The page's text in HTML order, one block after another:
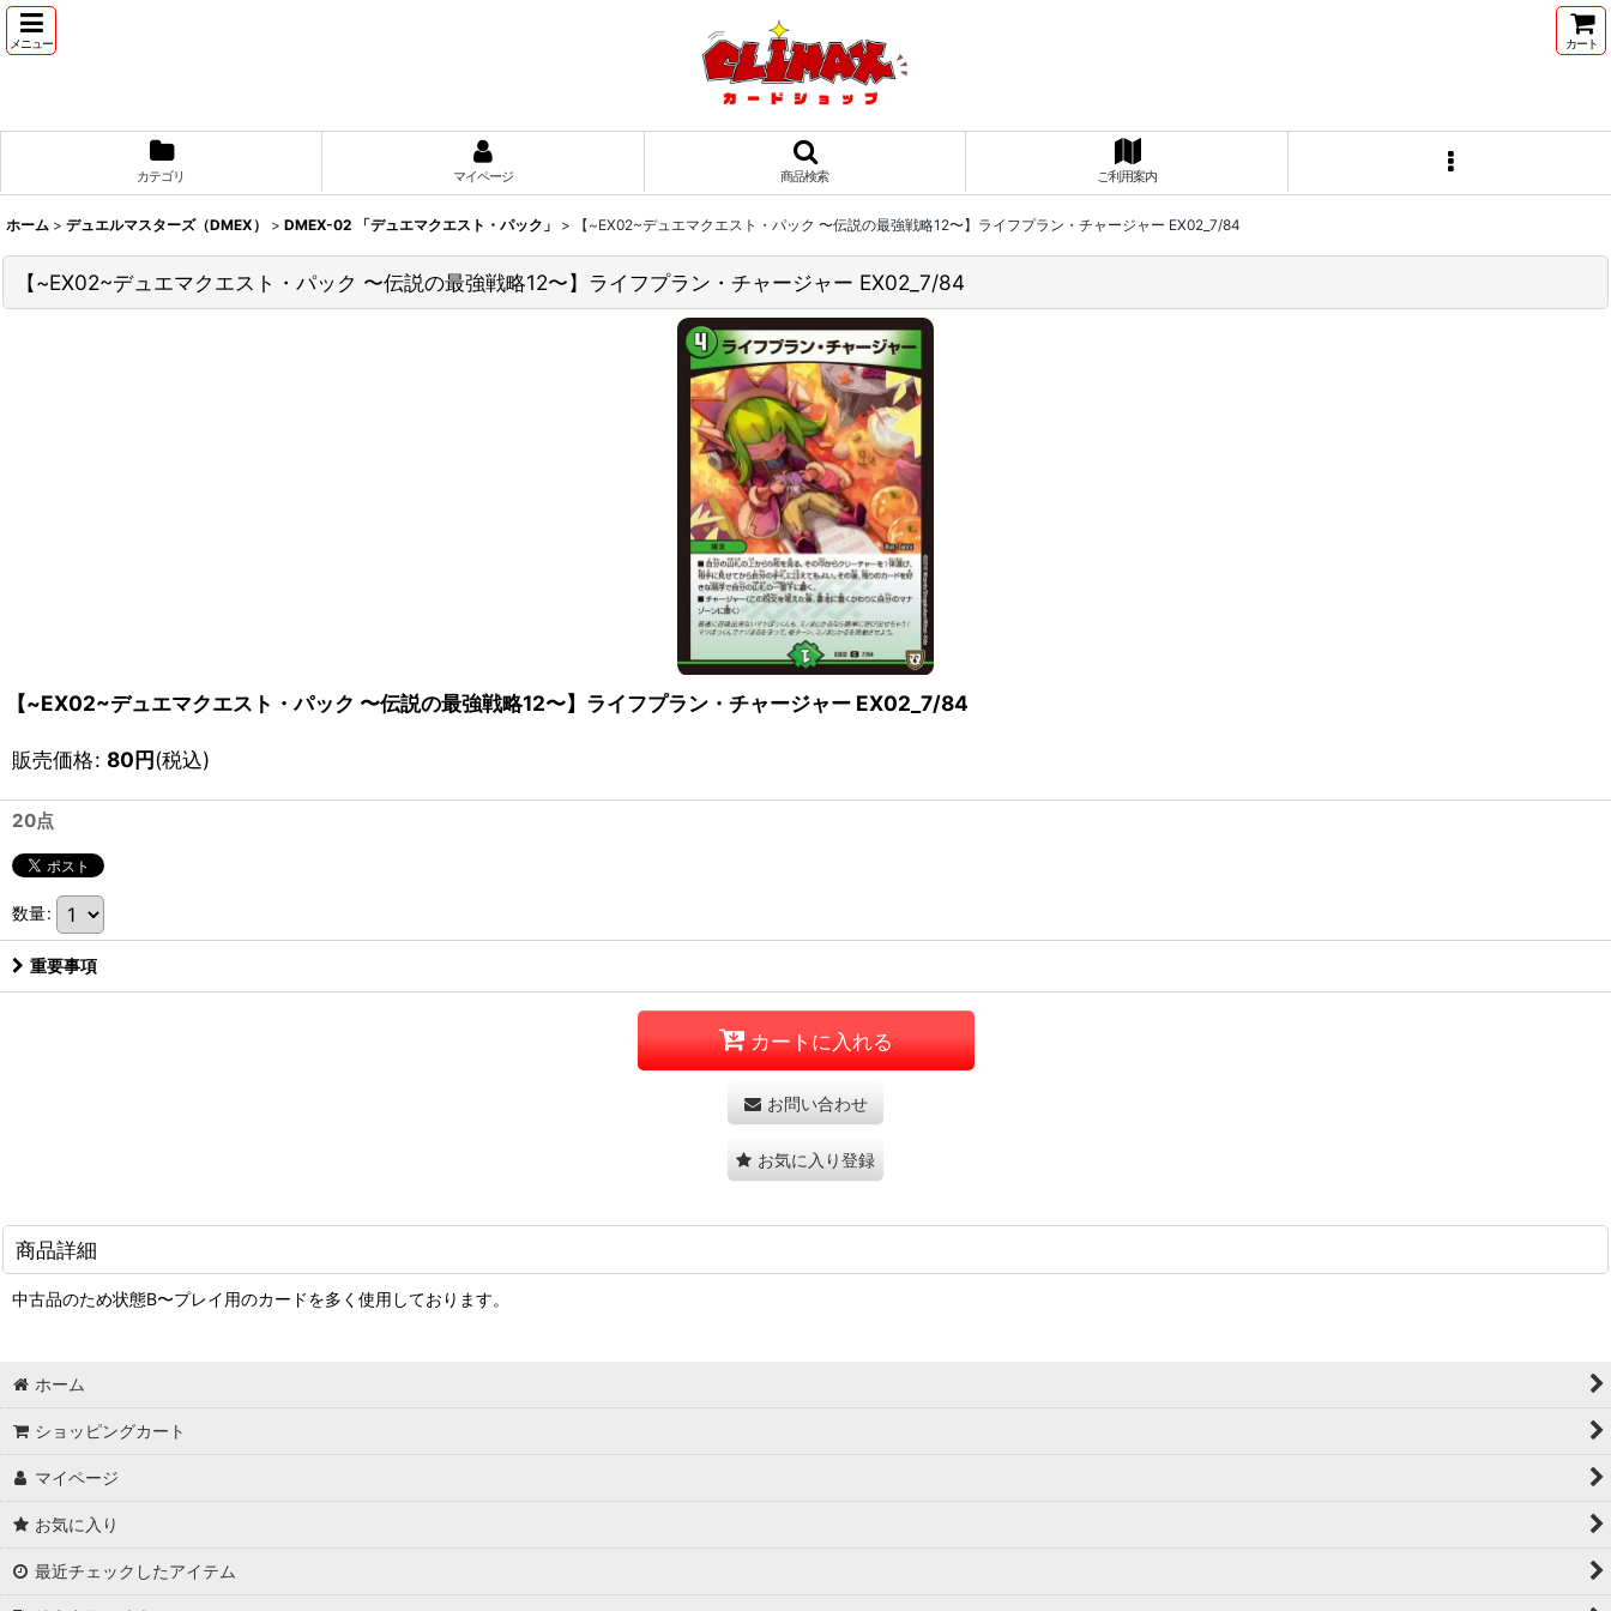
メニュー カート
カテゴリ マイページ 商品検索 ご利用案内
ホーム > デュエルマスターズ（DMEX） > DMEX-02 「デュエマクエスト・パック」 > 【~EX02~デュエマクエスト・パック 〜伝説の最強戦略12〜】ライフプラン・チャージャー EX02_7/84
【~EX02~デュエマクエスト・パック 〜伝説の最強戦略12〜】ライフプラン・チャージャー EX02_7/84
【~EX02~デュエマクエスト・パック 〜伝説の最強戦略12〜】ライフプラン・チャージャー EX02_7/84
販売価格: 80円(税込)
20点
数量:
重要事項
カートに入れる
お問い合わせ
お気に入り登録
商品詳細
中古品のため状態B〜プレイ用のカードを多く使用しております。
ホーム
ショッピングカート
マイページ
お気に入り
最近チェックしたアイテム